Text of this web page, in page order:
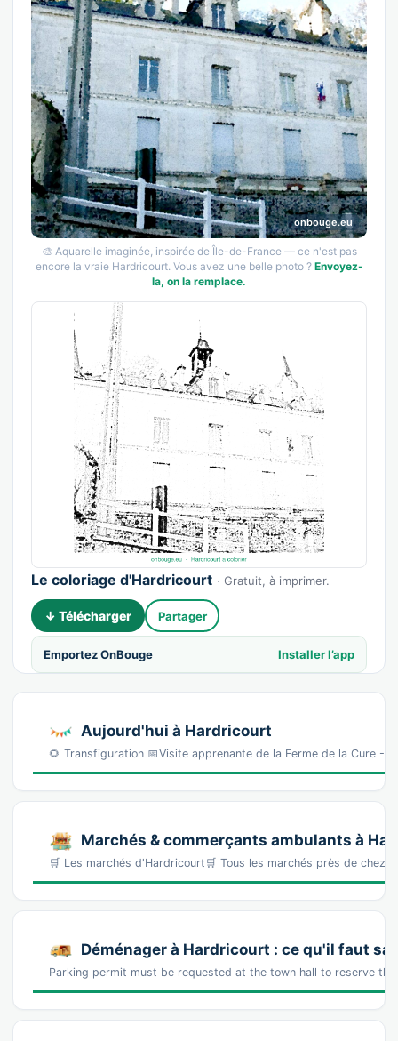
onbouge.eu
🎨 Aquarelle imaginée, inspirée de Île-de-France — ce n'est pas
encore la vraie Hardricourt. Vous avez une belle photo ? Envoyez-
la, on la remplace.
Le coloriage d'Hardricourt · Gratuit, à imprimer.
↓ Télécharger Partager
Emportez OnBouge Installer l’app
Aujourd'hui à Hardricourt
🌻 Transfiguration 📅Visite apprenante de la Ferme de la Cure -
Marchés & commerçants ambulants à
🛒 Les marchés d'Hardricourt🛒 Tous les marchés près de chez
Déménager à Hardricourt : ce qu'il faut
Parking permit must be requested at the town hall to reserve